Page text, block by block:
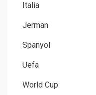
Italia
Jerman
Spanyol
Uefa
World Cup